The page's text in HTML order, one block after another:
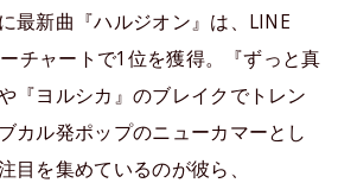
最新曲『ハルジオン』は、LINE
チャートで1位を獲得。『ずっと真
『ヨルシカ』のブレイクでトレン
カル発ポップのニューカマーとし
目を集めているのが彼ら、